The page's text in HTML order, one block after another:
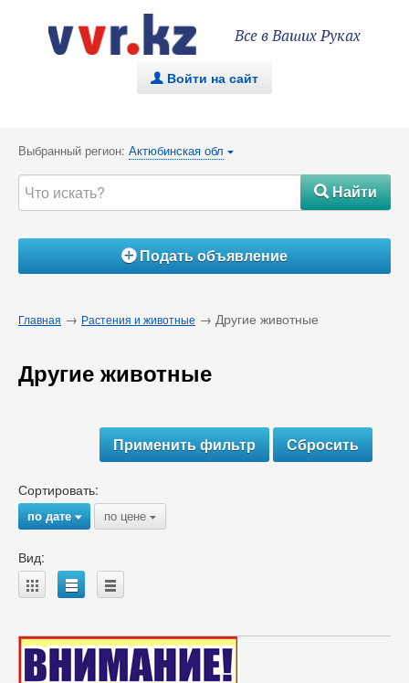
Все в Ваших Руках
. Войти на сайт
Выбранный регион: Актюбинская обл {
#Найти
ÁПодать объявление
Главная → Растения и животные → Другие животные
Другие животные
Сортировать:
по дате{ по цене {
Вид:
A B C